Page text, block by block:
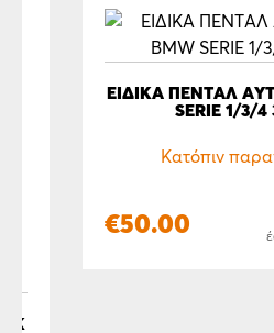
ΕΙΔΙΚΑ ΠΕΝΤΑΛ
Κατόπιν
€50.00